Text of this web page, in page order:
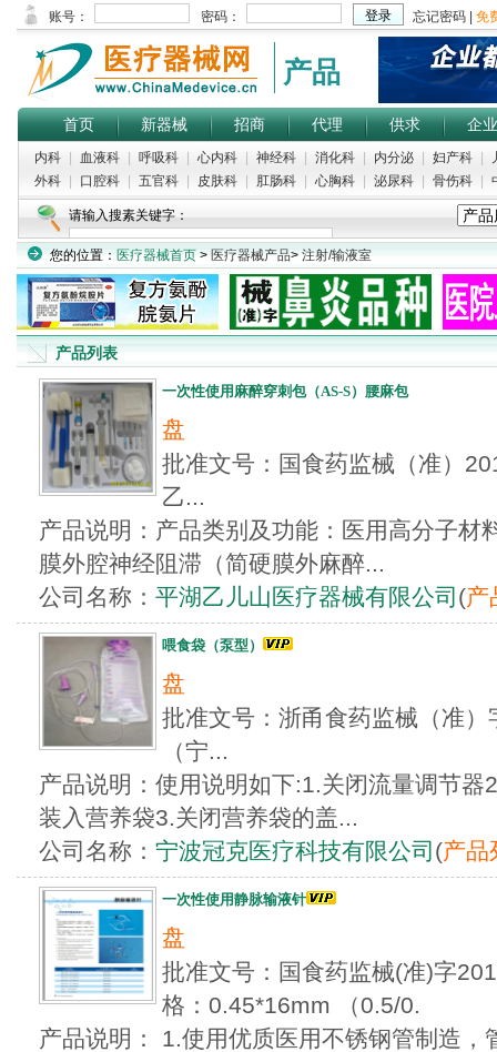
产品
首页 新器械 招商 代理 供求 企业
内科 血液科 呼吸科 心内科 神经科 消化科 内分泌 妇产科
外科
口腔科 五官科 皮肤科 肛肠科 心胸科 泌尿科 骨伤科
请输入搜素关键字：
您的位置： 医疗器械首页 > 医疗器械产品> 注射/输液室
产品列表
一次性使用麻醉穿刺包（AS-S）腰麻包
盘
批准文号：国食药监械（准）
乙...
产品说明：产品类别及功能：医用高分子材
膜外腔神经阻滞（简硬膜外麻醉...
公司名称： 平湖乙儿山医疗器械有限公司 (产
喂食袋（泵型）
盘
批准文号：浙甬食药监械（准
（宁...
产品说明：使用说明如下:1.关闭流量调节器
装入营养袋3.关闭营养袋的盖...
公司名称： 宁波冠克医疗科技有限公司 (产品
一次性使用静脉输液针
盘
批准文号：国食药监械(准)字
格：0.45*16mm （0.5/0.
产品说明： 1.使用优质医用不锈钢管制造，